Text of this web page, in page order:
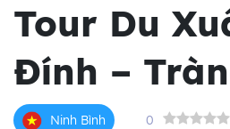
Tour Du
Đính –
Ninh Bình 0